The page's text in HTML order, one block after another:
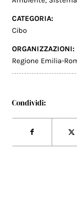
CATEGORIA:
Cibo
ORGANIZZAZIONI:
Regione Emilia-
Condividi: